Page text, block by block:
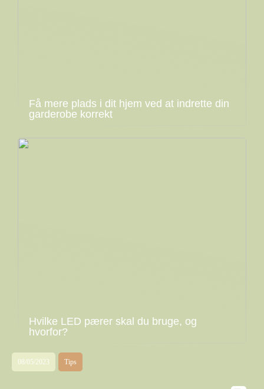
Få mere plads i dit hjem ved at indrette din
garderobe korrekt
Hvilke LED pærer skal du bruge, og
hvorfor?
08/05/2023 Tips